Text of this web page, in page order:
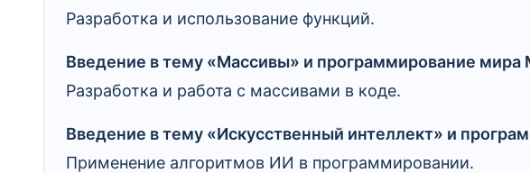
Разработка и использование функций.
Введение в тему «Массивы» и программирование мира
Разработка и работа с массивами в коде.
Введение в тему «Искусственный интеллект» и
Применение алгоритмов ИИ в программировании.